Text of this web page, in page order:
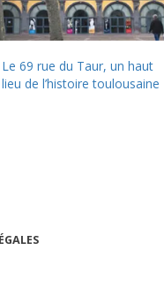
Le 69 rue du Taur, un haut
lieu de l’histoire toulousaine